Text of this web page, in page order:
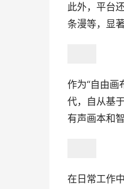
此外，平台
条漫等，显
作为“自由画
代，自从基
有声画本和
在日常工作